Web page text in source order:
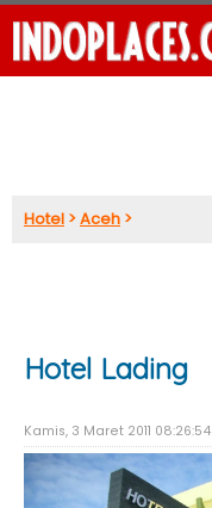
Hotel >Aceh >
Hotel Lading
Kamis, 3 Maret 2011 08:26:54